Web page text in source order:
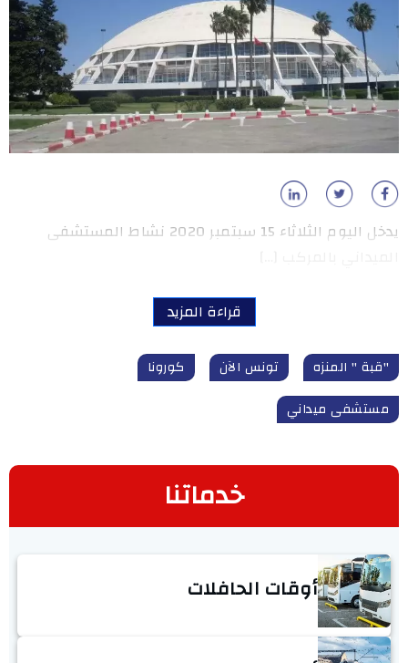
يدخل اليوم الثلاثاء 15 سبتمبر 2020 نشاط المستشفى
قراءة المزيد
"قبة " المنزه تونس الآن
كورونا
مستشفى ميداني
خدماتنا
أوقات الحافلات